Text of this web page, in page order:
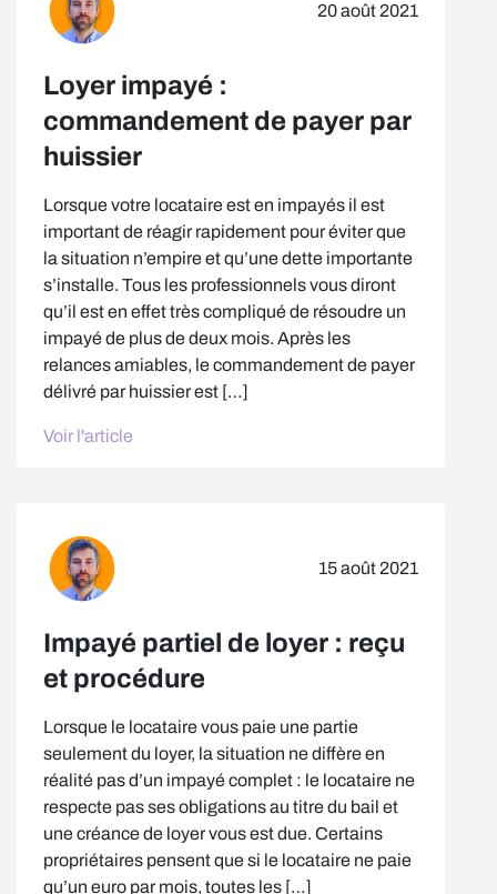
20 août 2021
Loyer impayé :
commandement de payer par
huissier
Lorsque votre locataire est en impayés il est
important de réagir rapidement pour éviter que
la situation n’empire et qu’une dette importante
s’installe. Tous les professionnels vous diront
qu’il est en effet très compliqué de résoudre un
impayé de plus de deux mois. Après les
relances amiables, le commandement de payer
délivré par huissier est […]
Voir l'article
15 août 2021
Impayé partiel de loyer : reçu
et procédure
Lorsque le locataire vous paie une partie
seulement du loyer, la situation ne diffère en
réalité pas d’un impayé complet : le locataire ne
respecte pas ses obligations au titre du bail et
une créance de loyer vous est due. Certains
propriétaires pensent que si le locataire ne paie
qu’un euro par mois, toutes les […]